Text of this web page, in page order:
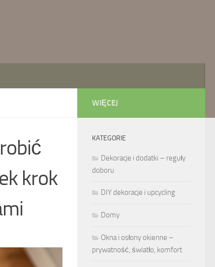
krok
WIĘCEJ
KATEGORIE
Dekoracje i dodatki – reguły
doboru
DIY dekoracje i upcycling
Domy
Okna i osłony okienne –
prywatność, światło, komfort